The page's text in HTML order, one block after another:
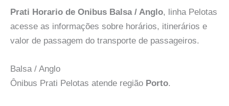
Prati Horario de Onibus Balsa / Anglo, linha Pelotas
acesse as informações sobre horários, itinerários e
valor de passagem do transporte de passageiros.
Balsa / Anglo
Ônibus Prati Pelotas atende região Porto.